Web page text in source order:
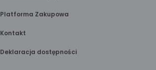
Platforma Zakupowa
Kontakt
Deklaracja dostępności